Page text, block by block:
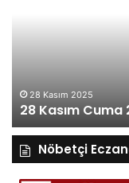
27
Nöbetçi